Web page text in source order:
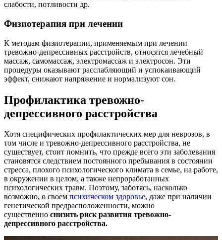
слабости, потливости др.
Физиотерапия при лечении
К методам физиотерапии, применяемым при лечении
тревожно-депрессивных расстройств, относятся лечебный
массаж, самомассаж, электромассаж и электросон. Эти
процедуры оказывают расслабляющий и успокаивающий
эффект, снижают напряжение и нормализуют сон.
Профилактика тревожно-
депрессивного расстройства
Хотя специфических профилактических мер для неврозов, в
том числе и тревожно-депрессивного расстройства, не
существует, стоит помнить, что прежде всего эти заболевания
становятся следствием постоянного пребывания в состоянии
стресса, плохого психологического климата в семье, на работе,
в окружении в целом, а также непроработанных
психологических травм. Поэтому, заботясь, насколько
возможно, о своем психическом здоровье, даже при наличии
генетической предрасположенности, можно
существенно снизить риск развития тревожно-
депрессивного расстройства.